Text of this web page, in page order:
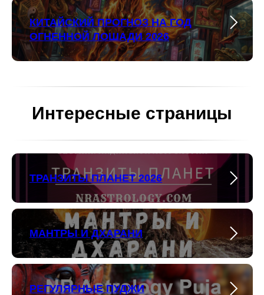
КИТАЙСКИЙ ПРОГНОЗ НА ГОД
ОГНЕННОЙ ЛОШАДИ 2026
Интересные страницы
ТРАНЗИТЫ ПЛАНЕТ 2026
МАНТРЫ И ДХАРАНИ
РЕГУЛЯРНЫЕ ПУДЖИ